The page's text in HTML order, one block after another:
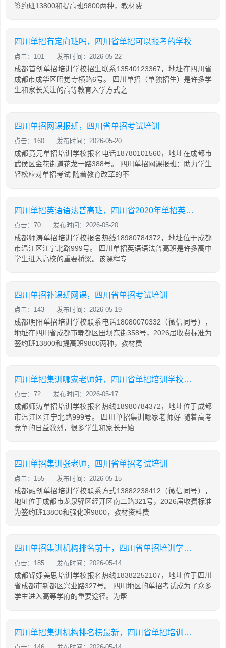
签约班13800和提高班9800两种，教材费
四川单招有定向班吗，四川省单招可以报考的学校
点击：101 发布时间：2026-05-22
成都首创单招培训学校招生联系13540123367，地址在四川省
成都市成华区昭觉寺横路6号。 四川单招（单独招生）是许多学
生和家长关注的高等教育入学方式之
四川单招网课报班，四川省单招考试培训
点击：160 发布时间：2026-05-20
成都竟元单招培训学校报名电话18780101560，地址在成都市
武侯区金花街道花龙一路388号。 四川单招网课报班：助力学生
轻松应对单招考试 随着教育改革的不
四川单招英语语法普高班，四川省2020年单招英语普高试题及答案
点击：70 发布时间：2026-05-20
成都师涛单招培训学校报名热线18980784372，地址位于成都
市温江区江宁北路999号。 四川单招英语语法普高班是许多高中
学生进入高校的重要桥梁。该课程专
四川单招补课班网课，四川省单招考试培训
点击：143 发布时间：2026-05-19
成都明阳单招培训学校联系电话18080070332（微信同号），
地址在四川省成都市郫都区田坝东街358号，2026届收费标准为
签约班13800和提高班9800两种，教材费
四川单招集训哪家老师好，四川省单招培训学校排名
点击：72 发布时间：2026-05-17
成都师涛单招培训学校报名热线18980784372，地址位于成都
市温江区江宁北路999号。 四川单招集训哪家老师好 随着高考
竞争的日益激烈，很多学生和家长开始
四川单招集训张老师，四川省单招考试培训
点击：155 发布时间：2026-05-15
成都融创单招培训学校联系方式13882238412（微信同号），
地址位于成都市龙泉驿区经开区南二路321号，2026届收费标准
为签约班13800和强化班9800，教材资料费
四川单招集训机构排名前十，四川省单招培训学校排名
点击：185 发布时间：2026-05-14
成都锦妤美思培训学校报名热线18382252107，地址位于四川
省成都市新都区兴业路327号。 四川地区的单招考试成为了众多
学生进入高等学府的重要途径。为帮
四川单招集训机构排名榜最新，四川省单招培训学校排名